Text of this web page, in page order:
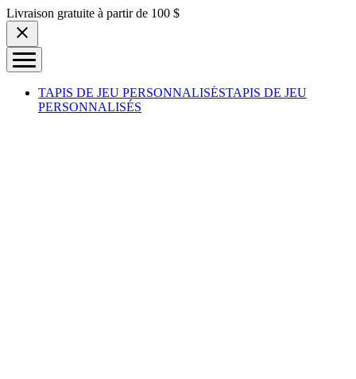
Skip to content
Livraison gratuite à partir de 100 $
TAPIS DE JEU PERSONNALISÉSTAPIS DE JEU
PERSONNALISÉS